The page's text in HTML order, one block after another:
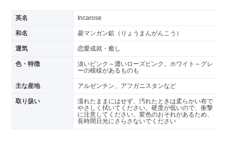
英名 Incarose
和名 菱マンガン鉱（りょうまんがんこう）
運気 恋愛成就・癒し
色・特徴
淡いピンク～濃いローズピンク。ホワイト～グレ
ーの模様があるものも
主な産地 アルゼンチン、アフガニスタンなど
取り扱い
濡れたままにはせず、汚れたときは柔らかい布で
やさしく拭いてください。硬度が低いので、衝撃
に注意してください。変色のおそれがあるため、
長時間日光にさらさないでください